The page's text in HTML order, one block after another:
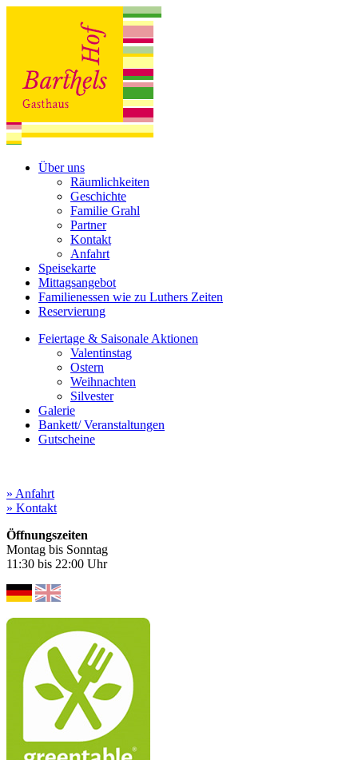
Über uns
Räumlichkeiten
Geschichte
Familie Grahl
Partner
Kontakt
Anfahrt
Speisekarte
Mittagsangebot
Familienessen wie zu Luthers Zeiten
Reservierung
Feiertage & Saisonale Aktionen
Valentinstag
Ostern
Weihnachten
Silvester
Galerie
Bankett/ Veranstaltungen
Gutscheine
» Anfahrt
» Kontakt
Öffnungszeiten
Montag bis Sonntag
11:30 bis 22:00 Uhr